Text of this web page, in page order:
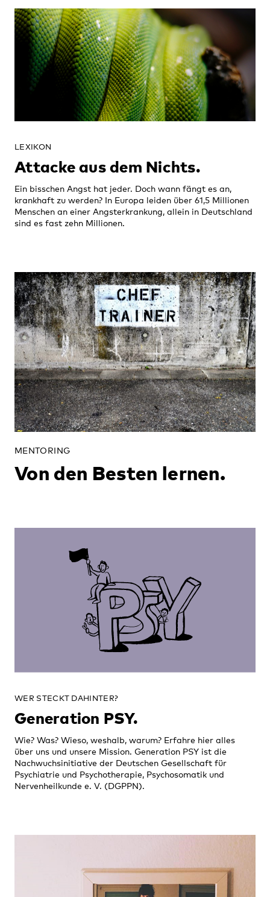
LEXIKON
Attacke aus dem Nichts.
Ein bisschen Angst hat jeder. Doch wann fängt es an,
krankhaft zu werden? In Europa leiden über 61,5 Millionen
Menschen an einer Angsterkrankung, allein in Deutschland
sind es fast zehn Millionen.
MENTORING
Von den Besten lernen.
WER STECKT DAHINTER?
Generation PSY.
Wie? Was? Wieso, weshalb, warum? Erfahre hier alles
über uns und unsere Mission. Generation PSY ist die
Nachwuchsinitiative der Deutschen Gesellschaft für
Psychiatrie und Psychotherapie, Psychosomatik und
Nervenheilkunde e. V. (DGPPN).